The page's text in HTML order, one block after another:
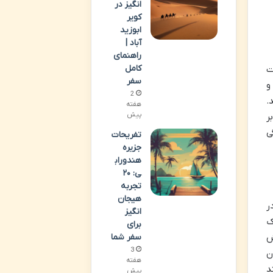
انگیز در
کویر
ابوزید
آباد |
راهنمای
کامل
سفر
2
هفته
پیش
تفریحات
جزیره
هندوراب
ی: ۲۰
تجربه
هیجان
انگیز
برای
سفر شما
3
هفته
پیش